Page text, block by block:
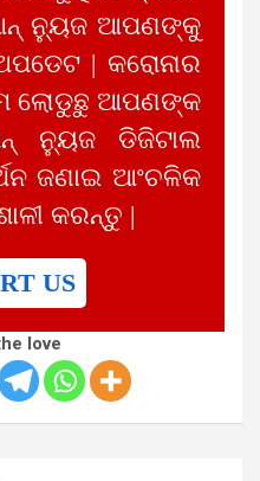
ନ୍ୟୁଜ ଆପଣଙ୍କୁ
| କରୋନାର
ଲୋଡୁଛୁ ଆପଣଙ୍କ
ନ୍ୟୁଜ ଡିଜିଟାଲ
ଜଣାଇ ଆଂଚଳିକ
କରନ୍ତୁ |
US
love